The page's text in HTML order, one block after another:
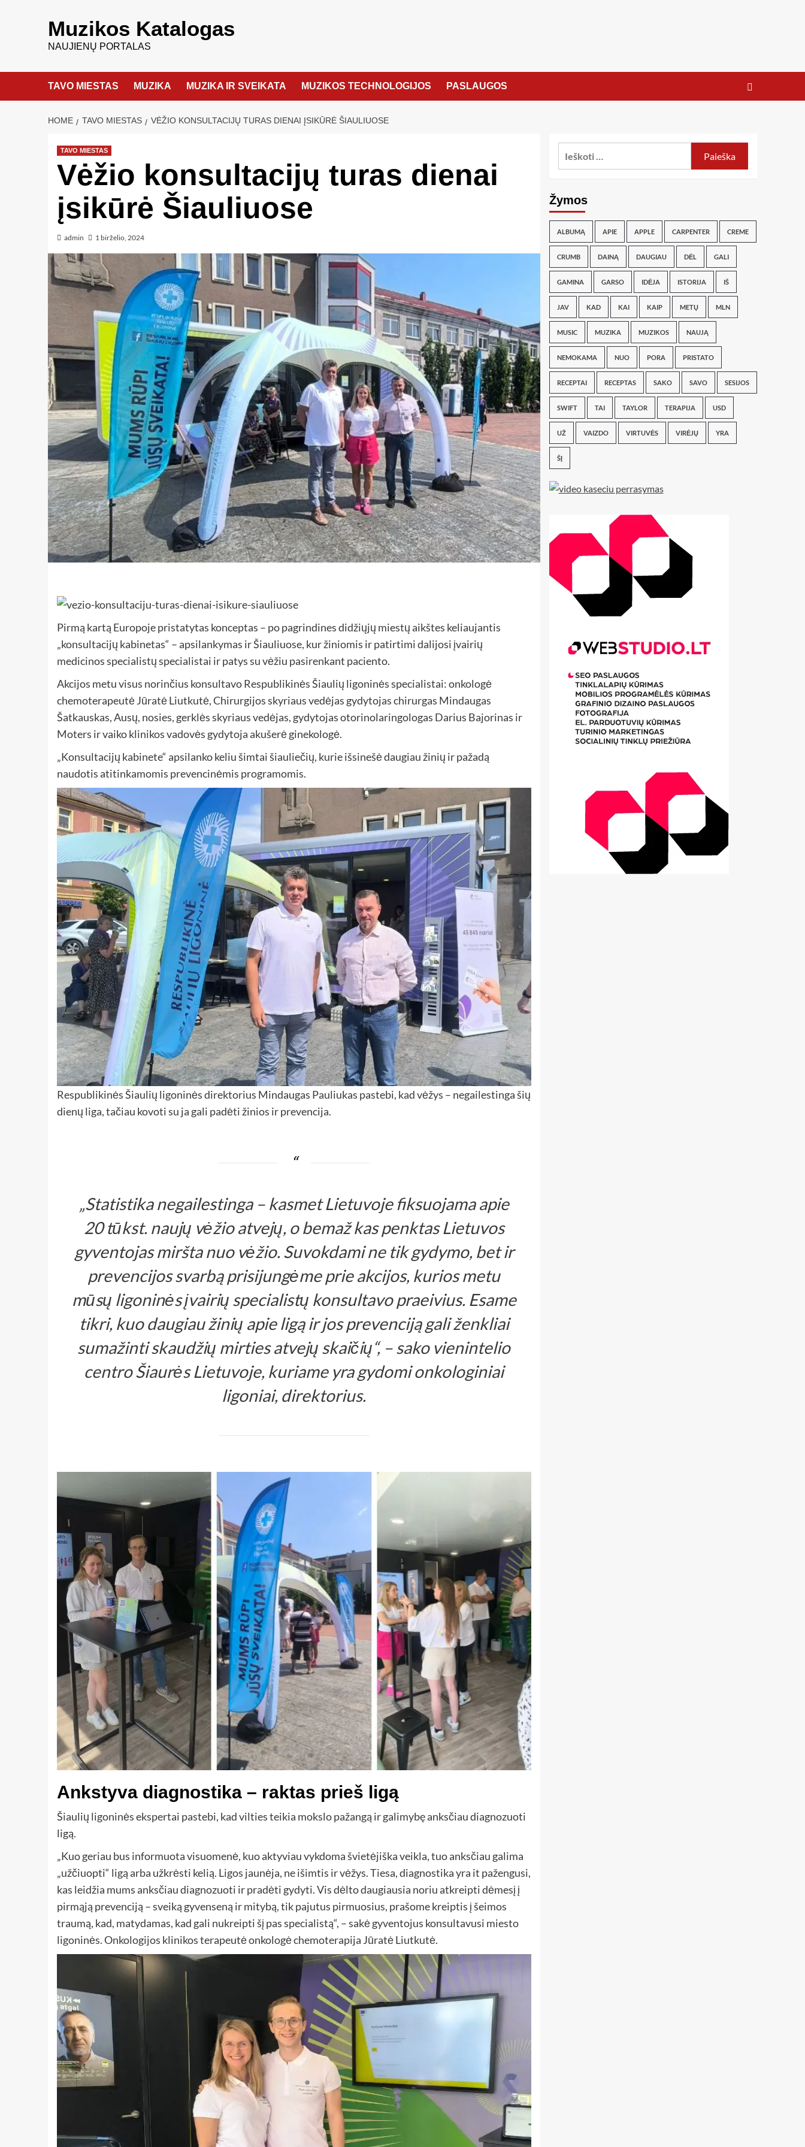
Muzikos Katalogas
NAUJIENŲ PORTALAS
TAVO MIESTAS MUZIKA MUZIKA IR SVEIKATA MUZIKOS TECHNOLOGIJOS PASLAUGOS
HOME TAVO MIESTAS VĖŽIO KONSULTACIJŲ TURAS DIENAI ĮSIKŪRĖ ŠIAULIUOSE
TAVO MIESTAS
Vėžio konsultacijų turas dienai
įsikūrė Šiauliuose
admin 1 birželio, 2024
Pirmą kartą Europoje pristatytas konceptas – po pagrindines didžiųjų miestų aikštes keliaujantis
„konsultacijų kabinetas“ – apsilankymas ir Šiauliuose, kur žiniomis ir patirtimi dalijosi įvairių
medicinos specialistų specialistai ir patys su vėžiu pasirenkant paciento.
Akcijos metu visus norinčius konsultavo Respublikinės Šiaulių ligoninės specialistai: onkologė
chemoterapeutė Jūratė Liutkutė, Chirurgijos skyriaus vedėjas gydytojas chirurgas Mindaugas
Šatkauskas, Ausų, nosies, gerklės skyriaus vedėjas, gydytojas otorinolaringologas Darius Bajorinas ir
Moters ir vaiko klinikos vadovės gydytoja akušerė ginekologė.
„Konsultacijų kabinete“ apsilanko keliu šimtai šiauliečių, kurie išsinešė daugiau žinių ir pažadą
naudotis atitinkamomis prevencinėmis programomis.
Respublikinės Šiaulių ligoninės direktorius Mindaugas Pauliukas pastebi, kad vėžys – negailestinga šių
dienų liga, tačiau kovoti su ja gali padėti žinios ir prevencija.
„Statistika negailestinga – kasmet Lietuvoje fiksuojama apie
20 tūkst. naujų vėžio atvejų, o bemaž kas penktas Lietuvos
gyventojas miršta nuo vėžio. Suvokdami ne tik gydymo, bet ir
prevencijos svarbą prisijungėme prie akcijos, kurios metu
mūsų ligoninės įvairių specialistų konsultavo praeivius. Esame
tikri, kuo daugiau žinių apie ligą ir jos prevenciją gali ženkliai
sumažinti skaudžių mirties atvejų skaičių“, – sako vienintelio
centro Šiaurės Lietuvoje, kuriame yra gydomi onkologiniai
ligoniai, direktorius.
Ankstyva diagnostika – raktas prieš ligą
Šiaulių ligoninės ekspertai pastebi, kad vilties teikia mokslo pažangą ir galimybę anksčiau diagnozuoti
ligą.
„Kuo geriau bus informuota visuomenė, kuo aktyviau vykdoma švietėjiška veikla, tuo anksčiau galima
„užčiuopti“ ligą arba užkrėsti kelią. Ligos jaunėja, ne išimtis ir vėžys. Tiesa, diagnostika yra it pažengusi,
kas leidžia mums anksčiau diagnozuoti ir pradėti gydyti. Vis dėlto daugiausia noriu atkreipti dėmesį į
pirmąją prevenciją – sveiką gyvenseną ir mitybą, tik pajutus pirmuosius, prašome kreiptis į šeimos
traumą, kad, matydamas, kad gali nukreipti šį pas specialistą“, – sakė gyventojus konsultavusi miesto
ligoninės. Onkologijos klinikos terapeutė onkologė chemoterapija Jūratė Liutkutė.
Žymos
ALBUMĄ APIE APPLE CARPENTER CREME
CRUMB DAINĄ DAUGIAU DĖL GALI
GAMINA GARSO IDĖJA ISTORIJA IŠ
JAV KAD KAI KAIP METŲ MLN
MUSIC MUZIKA MUZIKOS NAUJĄ
NEMOKAMA NUO PORA PRISTATO
RECEPTAI RECEPTAS SAKO SAVO SESIJOS
SWIFT TAI TAYLOR TERAPIJA USD
UŽ VAIZDO VIRTUVĖS VIRĖJŲ YRA
ŠĮ